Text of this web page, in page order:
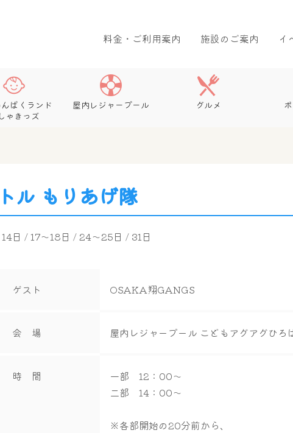
料金・ご利用案内 施設のご案内 イ
ぱくランド
ゃきっズ
屋内レジャープール グルメ
ル もりあげ隊
日 / 17～18日 / 24～25日 / 31日
ゲスト OSAKA翔GANGS
会 場 屋内レジャープール こどもアグアグひろ
時 間
一部 12：00～
二部 14：00～
※各部開始の20分前から、